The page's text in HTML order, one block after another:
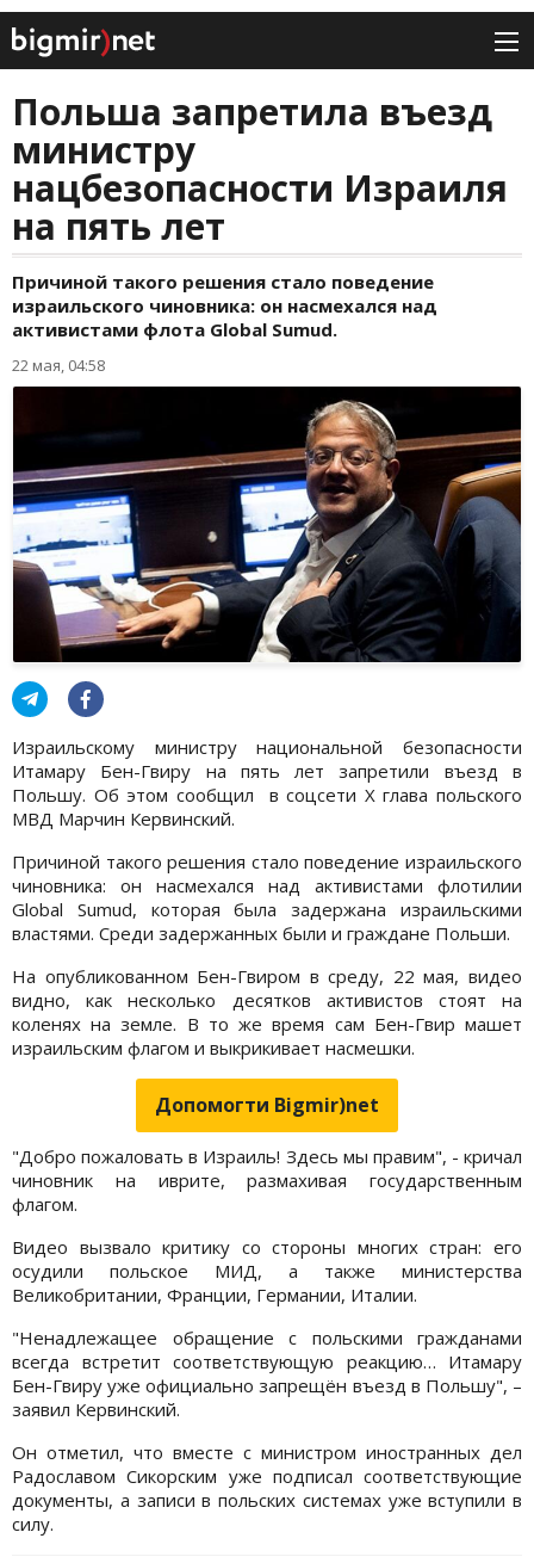
Польша запретила въезд
министру
нацбезопасности Израиля
на пять лет
Причиной такого решения стало поведение
израильского чиновника: он насмехался над
активистами флота Global Sumud.
22 мая, 04:58
Израильскому министру национальной безопасности
Итамару Бен-Гвиру на пять лет запретили въезд в
Польшу. Об этом сообщил в соцсети Х глава польского
МВД Марчин Кервинский.
Причиной такого решения стало поведение израильского
чиновника: он насмехался над активистами флотилии
Global Sumud, которая была задержана израильскими
властями. Среди задержанных были и граждане Польши.
На опубликованном Бен-Гвиром в среду, 22 мая, видео
видно, как несколько десятков активистов стоят на
коленях на земле. В то же время сам Бен-Гвир машет
израильским флагом и выкрикивает насмешки.
Допомогти Bigmir)net
"Добро пожаловать в Израиль! Здесь мы правим", - кричал
чиновник на иврите, размахивая государственным
флагом.
Видео вызвало критику со стороны многих стран: его
осудили польское МИД, а также министерства
Великобритании, Франции, Германии, Италии.
"Ненадлежащее обращение с польскими гражданами
всегда встретит соответствующую реакцию… Итамару
Бен-Гвиру уже официально запрещён въезд в Польшу", –
заявил Кервинский.
Он отметил, что вместе с министром иностранных дел
Радославом Сикорским уже подписал соответствующие
документы, а записи в польских системах уже вступили в
силу.